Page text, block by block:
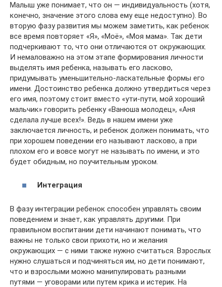
Малыш уже понимает, что он — индивидуальность (хотя,
конечно, значение этого слова ему еще недоступно). Во
вторую фазу развития мы можем заметить, как ребенок
все время повторяет «Я», «Моё», «Моя мама». Так дети
подчеркивают то, что они отличаются от окружающих.
И немаловажно на этом этапе формирования личности
выделять имя ребенка, называть его ласково,
придумывать уменьшительно-ласкательные формы его
имени. Достоинство ребенка должно утвердиться через
его имя, поэтому стоит вместо «ути-пути, мой хороший
мальчик» говорить ребенку «Ванюша молодец», «Аня
сделала лучше всех!». Ведь в нашем имени уже
заключается личность, и ребенок должен понимать, что
при хорошем поведении его называют ласково, а при
плохом его и вовсе могут не называть по имени, и это
будет обидным, но поучительным уроком.
Интеграция
В фазу интеграции ребенок способен управлять своим
поведением и знает, как управлять другими. При
правильном воспитании дети начинают понимать, что
важны не только свои прихоти, но и желания
окружающих — с ними также нужно считаться. Взрослых
нужно слушаться и подчиняться им, но дети понимают,
что и взрослыми можно манипулировать разными
путями — уговорами или путем крика и истерик. На